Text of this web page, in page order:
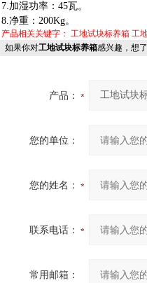
7.加湿功率：45瓦。
8.净重：200Kg。
产品相关关键字： 工地试块标养箱 工
如果你对工地试块标养箱感兴趣，想
产品：
您的单位：
您的姓名：
联系电话：
常用邮箱：